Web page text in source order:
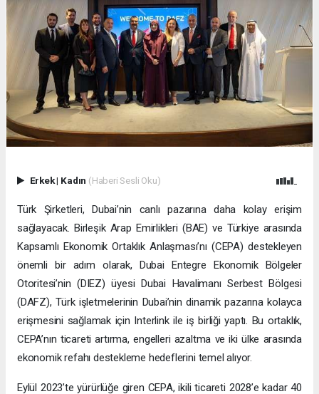
Erkek| Kadın (Haberi Sesli Oku)
Türk Şirketleri, Dubai’nin canlı pazarına daha kolay erişim
sağlayacak. Birleşik Arap Emirlikleri (BAE) ve Türkiye arasında
Kapsamlı Ekonomik Ortaklık Anlaşması’nı (CEPA) destekleyen
önemli bir adım olarak, Dubai Entegre Ekonomik Bölgeler
Otoritesi’nin (DIEZ) üyesi Dubai Havalimanı Serbest Bölgesi
(DAFZ), Türk işletmelerinin Dubai’nin dinamik pazarına kolayca
erişmesini sağlamak için Interlink ile iş birliği yaptı. Bu ortaklık,
CEPA’nın ticareti artırma, engelleri azaltma ve iki ülke arasında
ekonomik refahı destekleme hedeflerini temel alıyor.
Eylül 2023’te yürürlüğe giren CEPA, ikili ticareti 2028’e kadar 40